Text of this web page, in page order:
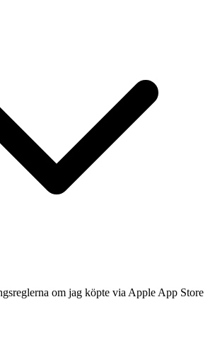
om jag köpte via Apple App Store